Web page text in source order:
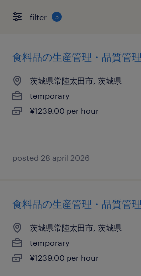
filter 5
食料品の生産管理・品質管理
茨城県常陸太田市, 茨城県
temporary
¥1239.00 per hour
posted 28 april 2026
食料品の生産管理・品質管理
茨城県常陸太田市, 茨城県
temporary
¥1239.00 per hour